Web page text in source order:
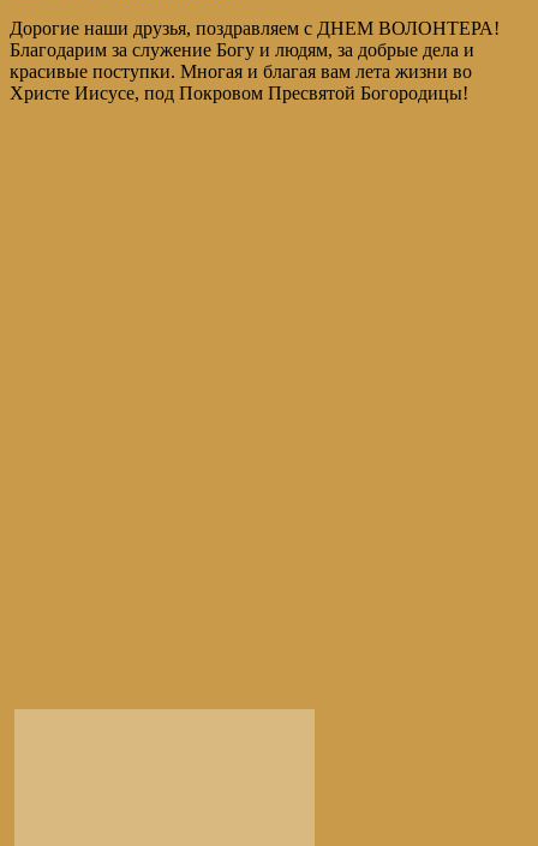
Дорогие наши друзья, поздравляем с ДНЕМ ВОЛОНТЕРА!
Благодарим за служение Богу и людям, за добрые дела и
красивые поступки. Многая и благая вам лета жизни во
Христе Иисусе, под Покровом Пресвятой Богородицы!